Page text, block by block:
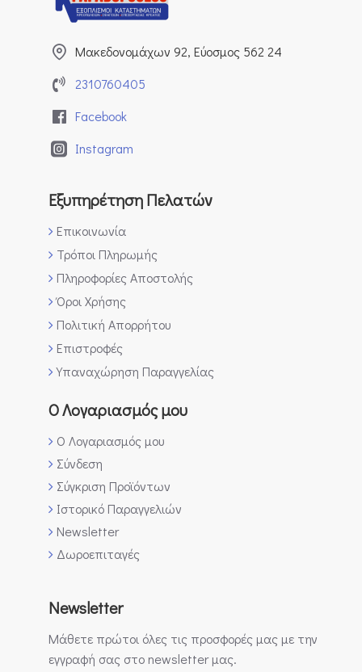
Μακεδονομάχων 92, Εύοσμος 562 24
2310760405
Facebook
Instagram
Εξυπηρέτηση Πελατών
Επικοινωνία
Τρόποι Πληρωμής
Πληροφορίες Αποστολής
Όροι Χρήσης
Πολιτική Απορρήτου
Επιστροφές
Υπαναχώρηση Παραγγελίας
Ο Λογαριασμός μου
Ο Λογαριασμός μου
Σύνδεση
Σύγκριση Προϊόντων
Ιστορικό Παραγγελιών
Newsletter
Δωροεπιταγές
Newsletter
Μάθετε πρώτοι όλες τις προσφορές μας με την
εγγραφή σας στο newsletter μας.